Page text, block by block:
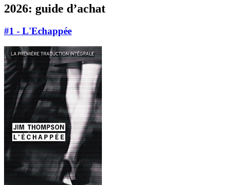
2026: guide d’achat
#1 - L'Echappée